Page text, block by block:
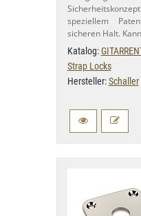
speziellem
sicheren Halt.
Katalog:
Strap Locks
Hersteller:Schaller